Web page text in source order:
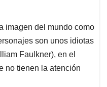
imagen del mundo como
son unos idiotas
Faulkner), en el
no tienen la atención